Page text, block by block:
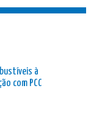
à
com PCC